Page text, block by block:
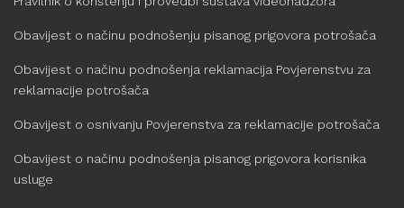
Obavijest o načinu podnošenju pisanog prigovora potrošača
Obavijest o načinu podnošenja reklamacija Povjerenstvu za
reklamacije potrošača
Obavijest o osnivanju Povjerenstva za reklamacije potrošača
Obavijest o načinu podnošenja pisanog prigovora korisnika
usluge